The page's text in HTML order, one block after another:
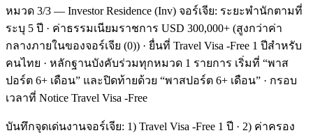
หมวด 3/3 — Investor Residence (Inv) จอร์เจีย: ระยะพำนักตามที่
ระบุ 5 ปี · ค่าธรรมเนียมราชการ USD 300,000+ (สูงกว่าค่า
กลางภายในของจอร์เจีย (0)) · ยื่นที่ Travel Visa -Free 1 ปีสำหรับ
คนไทย · หลักฐานบังคับร่วมทุกหมวด 1 รายการ เริ่มที่ “พาส
ปอร์ต 6+ เดือน” และปิดท้ายด้วย “พาสปอร์ต 6+ เดือน” · กรอบ
เวลาที่ Notice Travel Visa -Free
บันทึกจุดเด่นงานจอร์เจีย: 1) Travel Visa -Free 1 ปี · 2) ค่าครอง